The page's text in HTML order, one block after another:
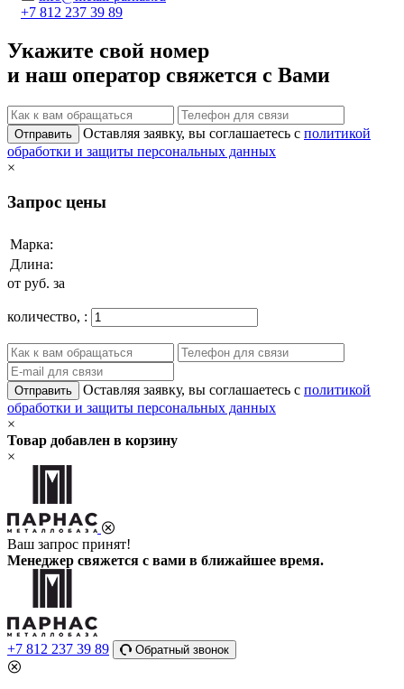
+7 812 237 39 89
Укажите свой номер
и наш оператор свяжется с Вами
Отправить Оставляя заявку, вы соглашаетесь с политикой
обработки и защиты персональных данных
×
Запрос цены
Марка:
Длина:
от руб. за
количество, :
Отправить Оставляя заявку, вы соглашаетесь с политикой
обработки и защиты персональных данных
×
Товар добавлен в корзину
×
Ваш запрос принят!
Менеджер свяжется с вами в ближайшее время.
+7 812 237 39 89 Обратный звонок